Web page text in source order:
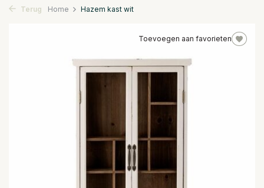
Terug Home Hazem kast wit
Toevoegen aan favorieten